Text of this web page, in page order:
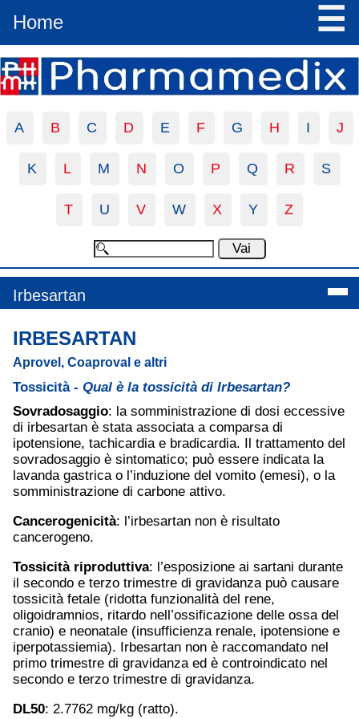
Home ☰
A B C D E F G H I J
K L M N O P Q R S
T U V W X Y Z
Irbesartan
IRBESARTAN
Aprovel, Coaproval e altri
Tossicità - Qual è la tossicità di Irbesartan?
Sovradosaggio: la somministrazione di dosi eccessive
di irbesartan è stata associata a comparsa di
ipotensione, tachicardia e bradicardia. Il trattamento del
sovradosaggio è sintomatico; può essere indicata la
lavanda gastrica o l’induzione del vomito (emesi), o la
somministrazione di carbone attivo.
Cancerogenicità: l’irbesartan non è risultato
cancerogeno.
Tossicità riproduttiva: l’esposizione ai sartani durante
il secondo e terzo trimestre di gravidanza può causare
tossicità fetale (ridotta funzionalità del rene,
oligoidramnios, ritardo nell’ossificazione delle ossa del
cranio) e neonatale (insufficienza renale, ipotensione e
iperpotassiemia). Irbesartan non è raccomandato nel
primo trimestre di gravidanza ed è controindicato nel
secondo e terzo trimestre di gravidanza.
DL50: 2.7762 mg/kg (ratto).